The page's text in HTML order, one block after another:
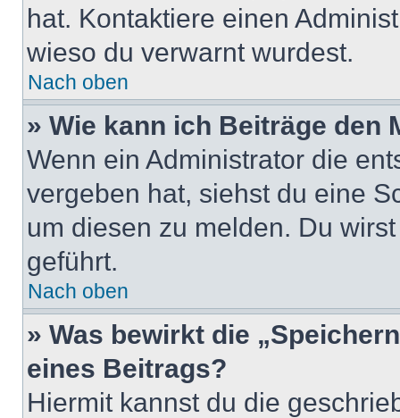
hat. Kontaktiere einen
wieso du verwarnt wurdest.
Nach oben
» Wie kann ich Beiträge den
Wenn ein Administrator die
vergeben hat, siehst du eine
um diesen zu melden. Du
geführt.
Nach oben
» Was bewirkt die
eines Beitrags?
Hiermit kannst du die